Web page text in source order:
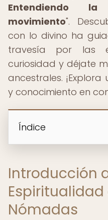
Entendiendo
movimiento".
con lo divino ha
travesía por las
curiosidad y déjate
ancestrales.
y conocimiento en
Índice
Introducción
Espiritualidad
Nómadas